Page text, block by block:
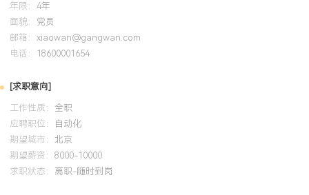
年限： 4年
面貌： 党员
邮箱： xiaowan@gangwan.com
电话：
18600001654
[求职意向]
工作性质： 全职
应聘职位：
自动化
期望城市： 北京
期望薪资： 8000-10000
求职状态： 离职-随时到岗